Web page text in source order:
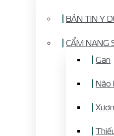
BẢN TIN Y
CẨM NANG
Gan
Não